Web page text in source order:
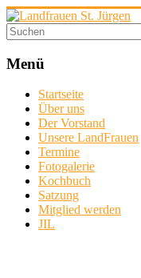
Zum
Inhalt
springen
Landfrauen
St.
Starke
Frauen
eine
starke
Gesellschaft
Menü
Startseite
Über uns
Der Vorstand
Unsere LandFrauen
Termine
Fotogalerie
Kochbuch
Satzung
Mitglied werden
JIL